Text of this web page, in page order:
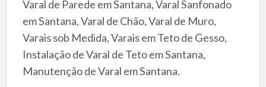
Varal de Parede em Santana, Varal Sanfonado
em Santana, Varal de Chão, Varal de Muro,
Varais sob Medida, Varais em Teto de Gesso,
Instalação de Varal de Teto em Santana,
Manutenção de Varal em Santana.